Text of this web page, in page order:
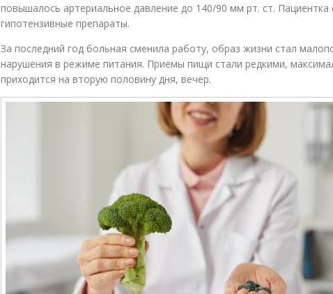
повышалось артериальное давление до 140/90 мм рт. ст. Пациентка
гипотензивные препараты.
За последний год больная сменила работу, образ жизни стал
нарушения в режиме питания. Приемы пищи стали редкими,
приходится на вторую половину дня, вечер.